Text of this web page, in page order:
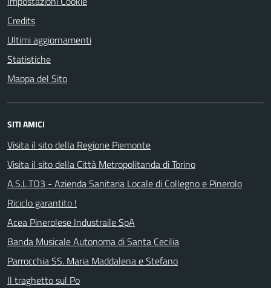
Credits
Ultimi aggiornamenti
Statistiche
Mappa del Sito
SITI AMICI
Visita il sito della Regione Piemonte
Visita il sito della Città Metropolitanda di Torino
A.S.L.TO3 - Azienda Sanitaria Locale di Collegno e Pinerolo
Riciclo garantito !
Acea Pinerolese Industraile SpA
Banda Musicale Autonoma di Santa Cecilia
Parrocchia SS. Maria Maddalena e Stefano
Il traghetto sul Po